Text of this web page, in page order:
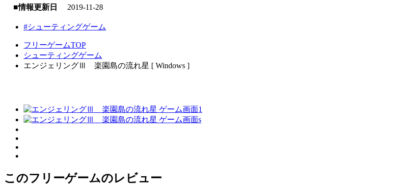
■情報更新日
2019-11-28
#シューティングゲーム
フリーゲームTOP
シューティングゲーム
エンジェリングⅢ 楽園島の流れ星 [ Windows ]
このフリーゲームのレビュー